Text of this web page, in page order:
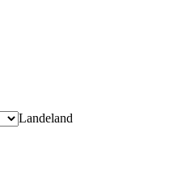
Landeland